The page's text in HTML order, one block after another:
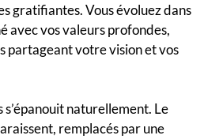
gratifiantes. Vous évoluez dans
avec vos valeurs profondes,
partageant votre vision et vos
naturellement. Le
remplacés par une